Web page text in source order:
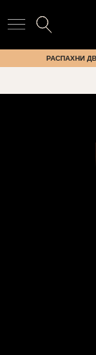
РАСПАХНИ